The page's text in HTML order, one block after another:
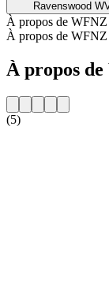
Ravenswood
À propos de
À propos de
À propos
(5)